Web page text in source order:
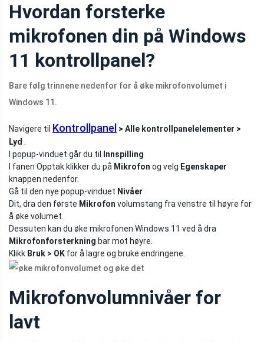
Hvordan forsterke
mikrofonen din på Windows
11 kontrollpanel?
Bare følg trinnene nedenfor for å øke mikrofonvolumet i
Windows 11.
Navigere til Kontrollpanel > Alle kontrollpanelelementer >
Lyd
I popup-vinduet går du til
Innspilling
I fanen Opptak klikker du på Mikrofon og velg Egenskaper
knappen nedenfor.
Gå til den nye popup-vinduet Nivåer
Dit, dra den første Mikrofon volumstang fra venstre til høyre for
å øke volumet.
Dessuten kan du øke mikrofonen Windows 11 ved å dra
Mikrofonforsterkning bar mot høyre.
Klikk Bruk > OK for å lagre og bruke endringene.
Mikrofonvolumnivåer for
lavt